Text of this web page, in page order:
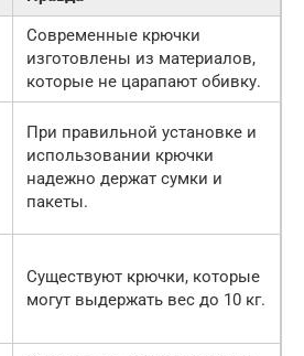
Современные крючки
изготовлены из материалов,
которые не царапают обивку.
При правильной установке и
использовании крючки
надежно держат сумки и
пакеты.
Существуют крючки, которые
могут выдержать вес до 10 кг.